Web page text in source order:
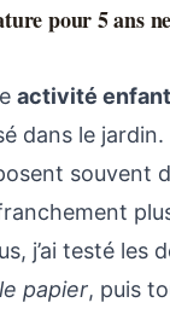
pour 5 ans
activité
dans le
souvent
j’ai testé les
papier, puis